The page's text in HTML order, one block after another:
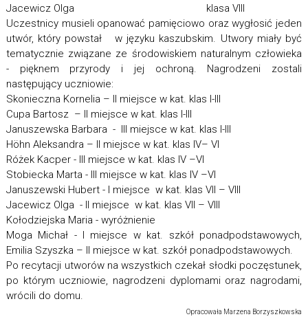
Jacewicz Olga klasa VIII
Uczestnicy musieli opanować pamięciowo oraz wygłosić jeden
utwór, który powstał w języku kaszubskim. Utwory miały być
tematycznie związane ze środowiskiem naturalnym człowieka
- pięknem przyrody i jej ochroną. Nagrodzeni zostali
następujący uczniowie:
Skonieczna Kornelia – II miejsce w kat. klas I-III
Cupa Bartosz – II miejsce w kat. klas I-III
Januszewska Barbara - III miejsce w kat. klas I-III
Höhn Aleksandra – II miejsce w kat. klas IV– VI
Różek Kacper - III miejsce w kat. klas IV –VI
Stobiecka Marta - III miejsce w kat. klas IV –VI
Januszewski Hubert - I miejsce w kat. klas VII – VIII
Jacewicz Olga - II miejsce w kat. klas VII – VIII
Kołodziejska Maria - wyróżnienie
Moga Michał - I miejsce w kat. szkół ponadpodstawowych,
Emilia Szyszka – II miejsce w kat. szkół ponadpodstawowych.
Po recytacji utworów na wszystkich czekał słodki poczęstunek,
po którym uczniowie, nagrodzeni dyplomami oraz nagrodami,
wrócili do domu.
Opracowała Marzena Borzyszkowska